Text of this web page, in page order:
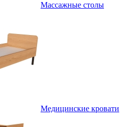
Массажные столы
Медицинские кровати